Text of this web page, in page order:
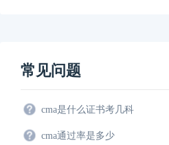
常见问题
cma是什么证书考几科
cma通过率是多少